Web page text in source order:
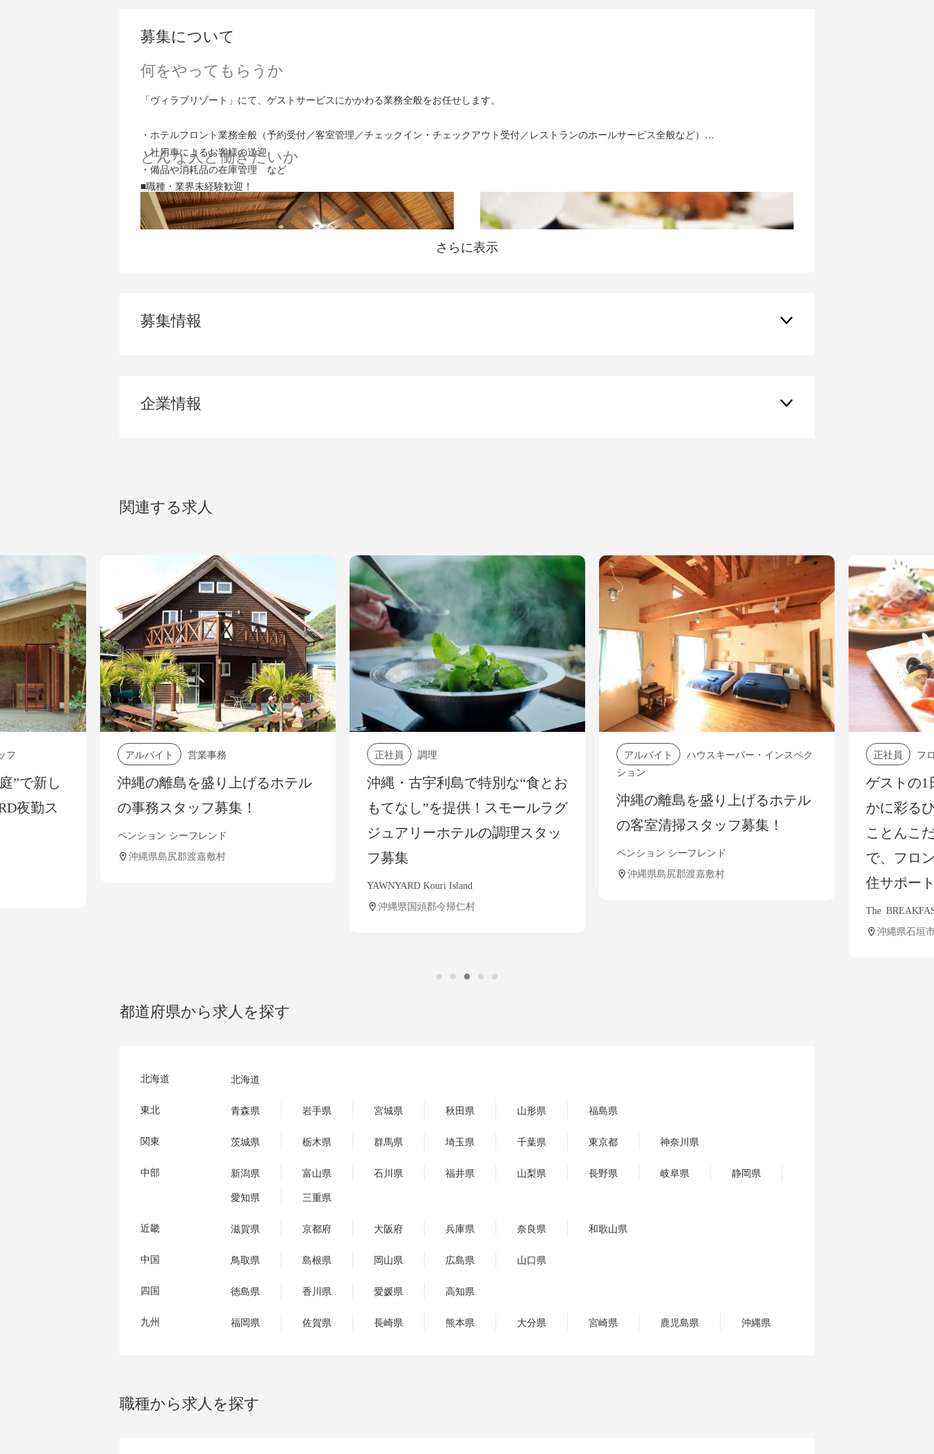
県外からのご入社の方には、月2万円の住宅手当や月3万円の社宅を完備し、新しい生活をサポート。
周囲に広がる豊かな自然からは、日々の元気やインスピレーションをもらえることも。
プライベートも仕事も両立しながら、自分らしく過ごせる場所があります。
募集について
何をやってもらうか
「ヴィラブリゾート」にて、ゲストサービスにかかわる業務全般をお任せします。
・ホテルフロント業務全般（予約受付／客室管理／チェックイン・チェックアウト受付／レストランのホールサービス全般など）
・社用車によるお客様の送迎
・備品や消耗品の在庫管理 など
どんな人と働きたいか
■職種・業界未経験歓迎！
■普通自動車第一種運転免許をお持ちの方（AT限定可）
※学歴不問
・仲間とチームワークを大切にできる方
さらに表示
募集情報
企業情報
関連する求人
営業事務
沖縄の離島を盛り上げるホテル
の事務スタッフ募集！
ペンション シーフレンド
沖縄県島尻郡渡嘉敷村
沖縄・古宇利島で特別な“食とお
もてなし”を提供！スモールラグ
ジュアリーホテルの調理スタッ
YAWNYARD Kouri Island
沖縄県国頭郡今帰仁村
ハウスキーパー・インスペク
沖縄の離島を盛り上げるホテル
の客室清掃スタッフ募集！
ペンション シーフレンド
沖縄県島尻郡渡嘉敷村
正社員 フロント
ゲストの1日の始まり
かに彩るひとときを
ことんこだわる石垣
で、フロントスタッ
住サポート充実
The BREAKFAST HOTEL
都道府県から求人を探す
北海道 北海道
東北 青森県 岩手県 宮城県 秋田県 山形県 福島県
関東 茨城県 栃木県 群馬県 埼玉県 千葉県 東京都 神奈川県
中部 新潟県 富山県 石川県 福井県 山梨県 長野県 岐阜県
静岡県
愛知県
三重県
近畿 滋賀県 京都府 大阪府 兵庫県 奈良県 和歌山県
中国 鳥取県 島根県 岡山県 広島県 山口県
四国 徳島県 香川県 愛媛県 高知県
九州 福岡県 佐賀県 長崎県 熊本県 大分県 宮崎県 鹿児島県 沖縄県
職種から求人を探す